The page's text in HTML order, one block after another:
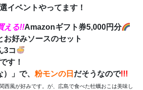
イベントやってます！
える!!Amazonギフト券5,000円分
お好みソースのセット
3コ
す！
」で、 粉モンの日 だそうなので!!!
西風が好みです。が、広島で食べた牡蠣おこは美味し